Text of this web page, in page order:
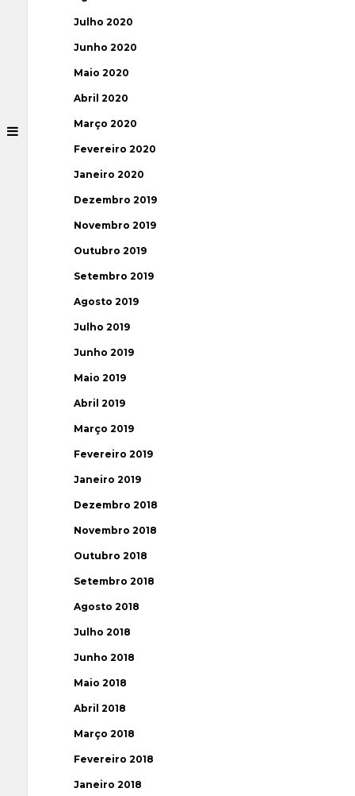
Julho 2020
Junho 2020
Maio 2020
Abril 2020
Março 2020
Fevereiro 2020
Janeiro 2020
Dezembro 2019
Novembro 2019
Outubro 2019
Setembro 2019
Agosto 2019
Julho 2019
Junho 2019
Maio 2019
Abril 2019
Março 2019
Fevereiro 2019
Janeiro 2019
Dezembro 2018
Novembro 2018
Outubro 2018
Setembro 2018
Agosto 2018
Julho 2018
Junho 2018
Maio 2018
Abril 2018
Março 2018
Fevereiro 2018
Janeiro 2018